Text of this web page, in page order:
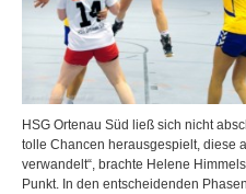
HSG Ortenau Süd ließ sich nicht
tolle Chancen herausgespielt, diese
verwandelt“, brachte Helene
Punkt. In den entscheidenden